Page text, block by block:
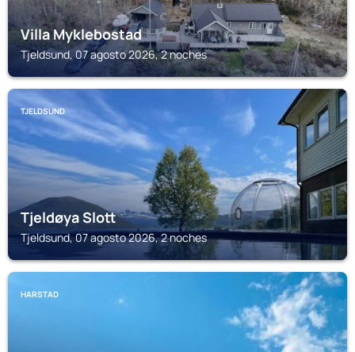
Villa Myklebostad
Tjeldsund, 07 agosto 2026, 2 noches
TJELDSUND
Tjeldøya Slott
Tjeldsund, 07 agosto 2026, 2 noches
HARSTAD